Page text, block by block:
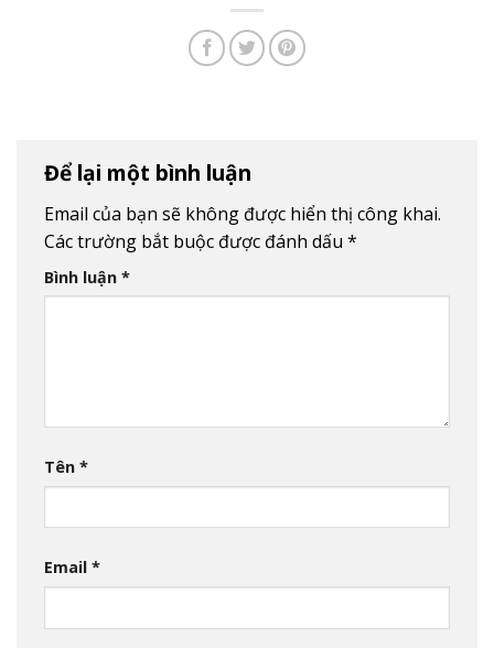
Để lại một bình luận
Email của bạn sẽ không được hiển thị công khai.
Các trường bắt buộc được đánh dấu *
Bình luận *
Tên *
Email *